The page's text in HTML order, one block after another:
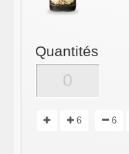
Quantités
6 6